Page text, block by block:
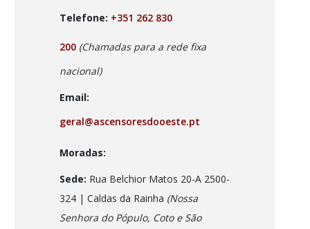
Telefone: +351 262 830
200 (Chamadas para a rede fixa
nacional)
Email:
geral@ascensoresdooeste.pt
Moradas:
Sede: Rua Belchior Matos 20-A 2500-
324 | Caldas da Rainha (Nossa
Senhora do Pópulo, Coto e São